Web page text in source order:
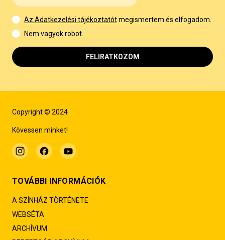
Copyright © 2024
Kövessen minket!
TOVÁBBI INFORMÁCIÓK
A SZÍNHÁZ TÖRTÉNETE
WEBSÉTA
ARCHÍVUM
Az Adatkezelési tájékoztatótmegismertem és elfogadom.
Nem vagyok robot.
FELIRATKOZOM